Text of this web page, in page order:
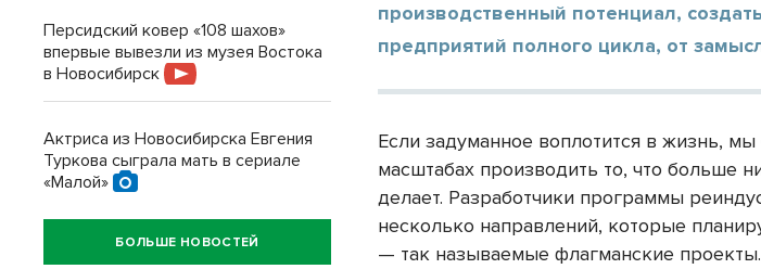
производственный потенциал,
предприятий полного цикла, от
Если задуманное воплотится в жизнь,
масштабах производить то, что больше
делает. Разработчики программы
несколько направлений, которые
— так называемые флагманские
Персидский ковер «108 шахов»
впервые вывезли из музея Востока
в Новосибирск
Актриса из Новосибирска Евгения
Туркова сыграла мать в сериале
«Малой»
БОЛЬШЕ НОВОСТЕЙ